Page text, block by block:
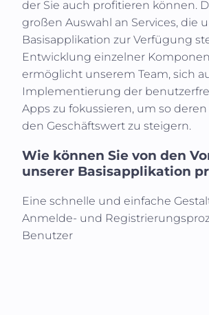
der Sie auch profitieren können.
großen Auswahl an Services, die
Basisapplikation zur Verfügung
Entwicklung einzelner
ermöglicht unserem Team, sich
Implementierung der
Apps zu fokussieren, um so
den Geschäftswert zu steigern.
Wie können Sie von den
unserer Basisapplikation
Eine schnelle und einfache
Anmelde- und
Benutzer